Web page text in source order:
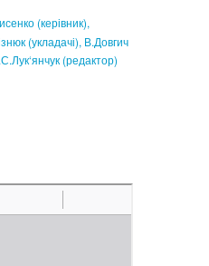
(керівник),
(укладачі), В.Довгич
(редактор)